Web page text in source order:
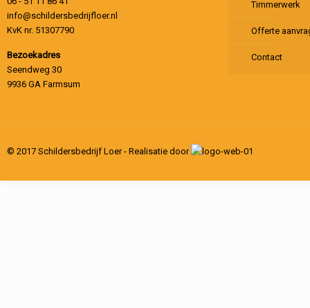
info@schildersbedrijfloer.nl
KvK nr. 51307790
Bezoekadres
Seendweg 30
9936 GA Farmsum
Timmerwerk
Offerte
Contact
© 2017 Schildersbedrijf Loer - Realisatie door